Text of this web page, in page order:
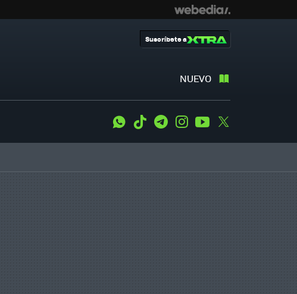
NUEVO
Suscríbete a
WhatsApp
Tiktok TelegramInstagramYoutube